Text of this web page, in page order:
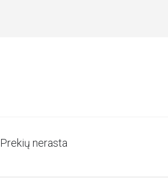
Prekių nerasta